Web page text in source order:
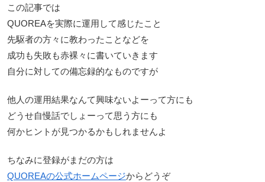
この記事では
QUOREAを実際に運用して感じたこと
先駆者の方々に教わったことなどを
成功も失敗も赤裸々に書いていきます
自分に対しての備忘録的なものですが
他人の運用結果なんて興味ないよーって方にも
どうせ自慢話でしょーって思う方にも
何かヒントが見つかるかもしれませんよ
ちなみに登録がまだの方は
QUOREAの公式ホームページからどうぞ